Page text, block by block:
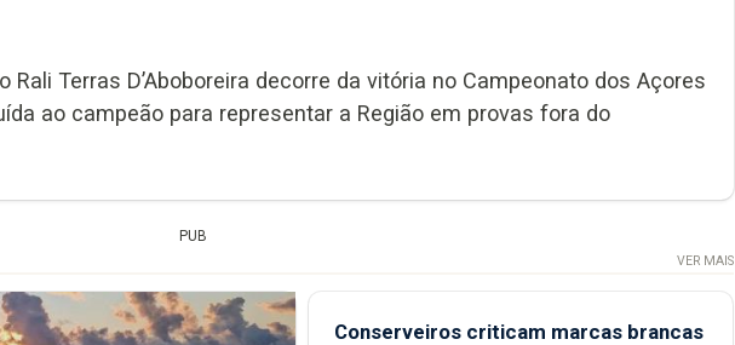
Terras D’Aboboreira decorre da vitória no Campeonato dos Açores
ao campeão para representar a Região em provas fora do
PUB
VER MAIS
Conserveiros criticam marcas brancas